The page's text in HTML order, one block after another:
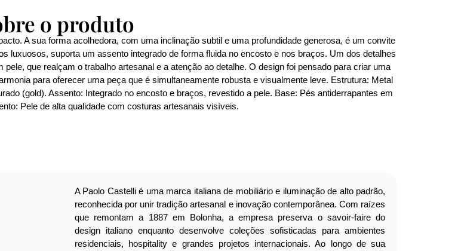
o produto
A sua forma acolhedora, com uma inclinação subtil e uma profundidade generosa, é um convite
luxuosos, suporta um assento integrado de forma fluida no encosto e nos braços. Um dos detalhes
que realçam o trabalho artesanal e a atenção ao detalhe. O design foi pensado para criar uma
para oferecer uma peça que é simultaneamente robusta e visualmente leve. Estrutura: Metal
(gold). Assento: Integrado no encosto e braços, revestido a pele. Base: Pés antiderrapantes em
Pele de alta qualidade com costuras artesanais visíveis.
A Paolo Castelli é uma marca italiana de mobiliário e iluminação de alto padrão,
reconhecida por unir tradição artesanal e inovação contemporânea. Com raízes
que remontam a 1887 em Bolonha, a empresa preserva o savoir-faire do
design italiano enquanto desenvolve coleções sofisticadas para ambientes
residenciais, hospitality e grandes projetos internacionais. Ao longo de sua